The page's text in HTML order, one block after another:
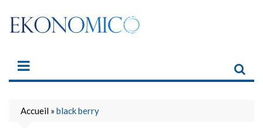
content
Accueil » black berry